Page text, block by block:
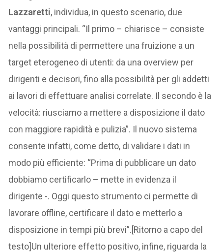
Lazzaretti, individua, in questo scenario, due
vantaggi principali. “Il primo – chiarisce – consiste
nella possibilità di permettere una fruizione a un
target eterogeneo di utenti: da una overview per
dirigenti e decisori, fino alla possibilità per gli addetti
ai lavori di effettuare analisi correlate. Il secondo è la
velocità: riusciamo a mettere a disposizione il dato
con maggiore rapidità e pulizia”. Il nuovo sistema
consente infatti, come detto, di validare i dati in
modo più efficiente: “Prima di pubblicare un dato
dobbiamo certificarlo – mette in evidenza il
dirigente -. Oggi questo strumento ci permette di
lavorare offline, certificare il dato e metterlo a
disposizione in tempi più brevi”.[Ritorno a capo del
testo]Un ulteriore effetto positivo, infine, riguarda la